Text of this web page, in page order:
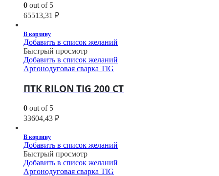
0 out of 5
65513,31 ₽
В корзину
Добавить в список желаний
Быстрый просмотр
Добавить в список желаний
Аргонодуговая сварка TIG
ПТК RILON TIG 200 CT
0 out of 5
33604,43 ₽
В корзину
Добавить в список желаний
Быстрый просмотр
Добавить в список желаний
Аргонодуговая сварка TIG